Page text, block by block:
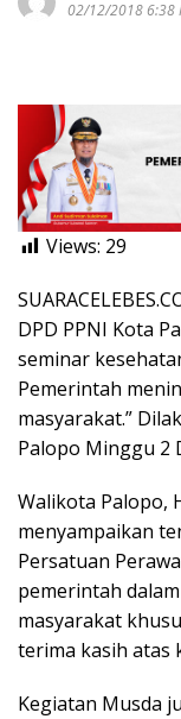
02/12/2018 6:38
Views: 29
DPD PPNI Kota
seminar
Pemerintah
masyarakat.”
Palopo Minggu 2
Walikota Palopo,
menyampaikan
Persatuan
pemerintah
masyarakat
terima kasih atas
Kegiatan Musda